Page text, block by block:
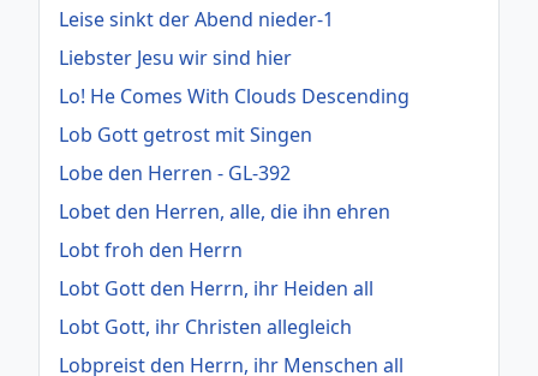
Leise sinkt der Abend nieder-1
Liebster Jesu wir sind hier
Lo! He Comes With Clouds Descending
Lob Gott getrost mit Singen
Lobe den Herren - GL-392
Lobet den Herren, alle, die ihn ehren
Lobt froh den Herrn
Lobt Gott den Herrn, ihr Heiden all
Lobt Gott, ihr Christen allegleich
Lobpreist den Herrn, ihr Menschen all